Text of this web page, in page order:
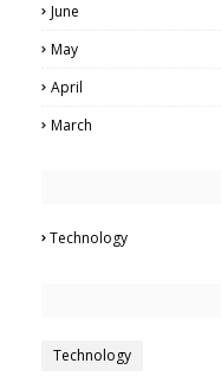
June
May
April
March
Technology
Technology